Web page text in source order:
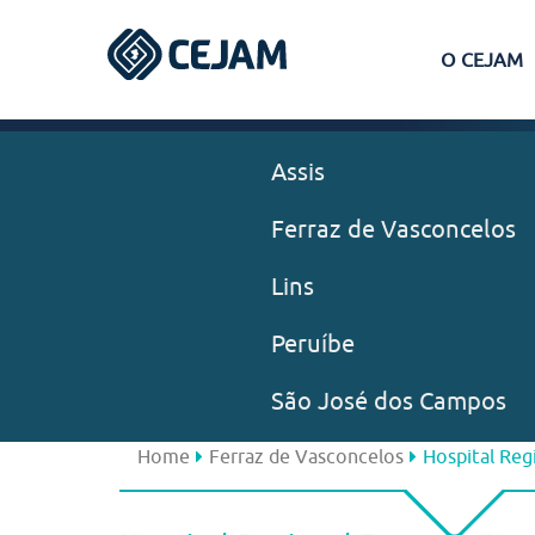
O CEJAM
Assis
Ferraz de Vasconcelos
Lins
Peruíbe
São José dos Campos
Home Ferraz de Vasconcelos Hospital